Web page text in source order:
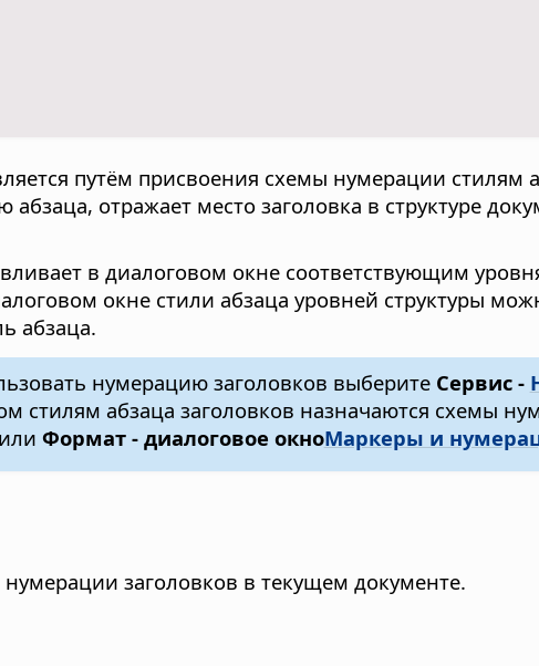
путём присвоения схемы нумерации стилям
абзаца, отражает место заголовка в структуре
в диалоговом окне соответствующим
окне стили абзаца уровней структуры
абзаца.
нумерацию заголовков выберите Сервис -
стилям абзаца заголовков назначаются схемы
или Формат - диалоговое окноМаркеры и
заголовков в текущем документе.